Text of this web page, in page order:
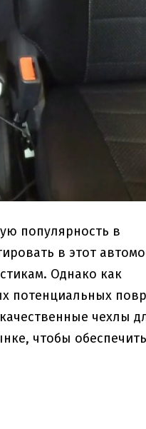
популярность в
в этот
Однако как
потенциальных
чехлы
чтобы обеспечить